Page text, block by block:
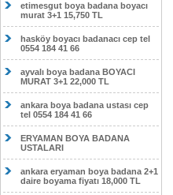
etimesgut boya badana boyacı
murat 3+1 15,750 TL
hasköy boyacı badanacı cep tel
0554 184 41 66
ayvalı boya badana BOYACI
MURAT 3+1 22,000 TL
ankara boya badana ustası cep
tel 0554 184 41 66
ERYAMAN BOYA BADANA
USTALARI
ankara eryaman boya badana 2+1
daire boyama fiyatı 18,000 TL